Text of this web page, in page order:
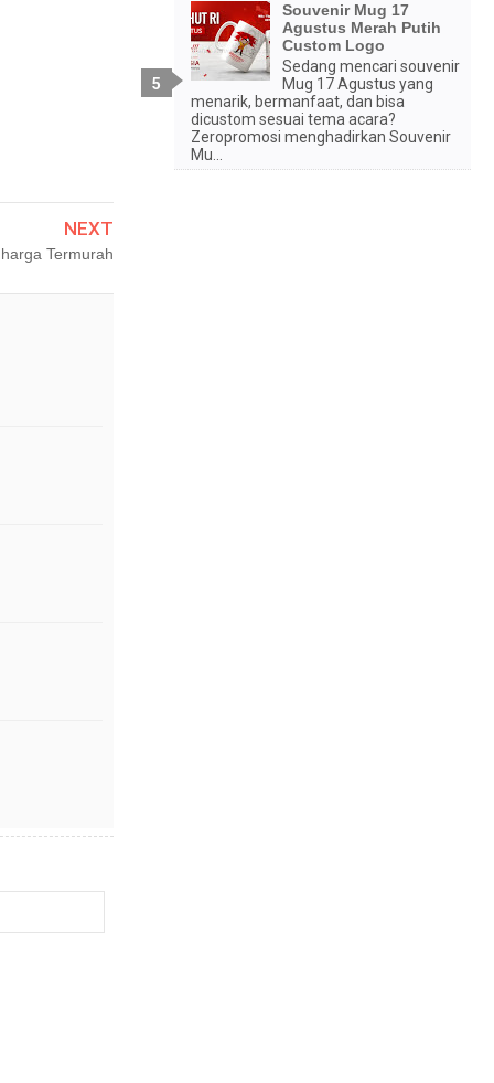
NEXT
Termurah
Souvenir Mug 17
Agustus Merah Putih
Custom Logo
Sedang mencari souvenir
Mug 17 Agustus yang
menarik, bermanfaat, dan bisa
dicustom sesuai tema acara?
Zeropromosi menghadirkan Souvenir
Mu...